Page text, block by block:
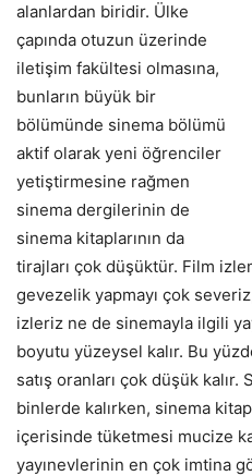
alanlardan biridir. Ülke
çapında otuzun üzerinde
iletişim fakültesi olmasına,
bunların büyük bir
bölümünde sinema bölümü
aktif olarak yeni öğrenciler
yetiştirmesine rağmen
sinema dergilerinin de
sinema kitaplarının da
tirajları çok düşüktür. Film
gevezelik yapmayı çok
izleriz ne de sinemayla ilgili
boyutu yüzeysel kalır. Bu
satış oranları çok düşük
binlerde kalırken, sinema
içerisinde tüketmesi mucize
yayınevlerinin en çok imtina